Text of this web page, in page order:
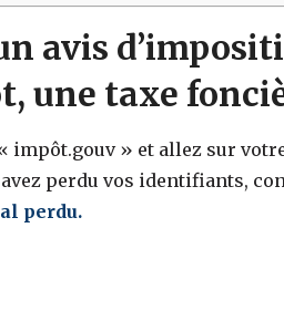
avis
une taxe
impôt.gouv » et allez sur
perdu vos identifiants,
perdu.